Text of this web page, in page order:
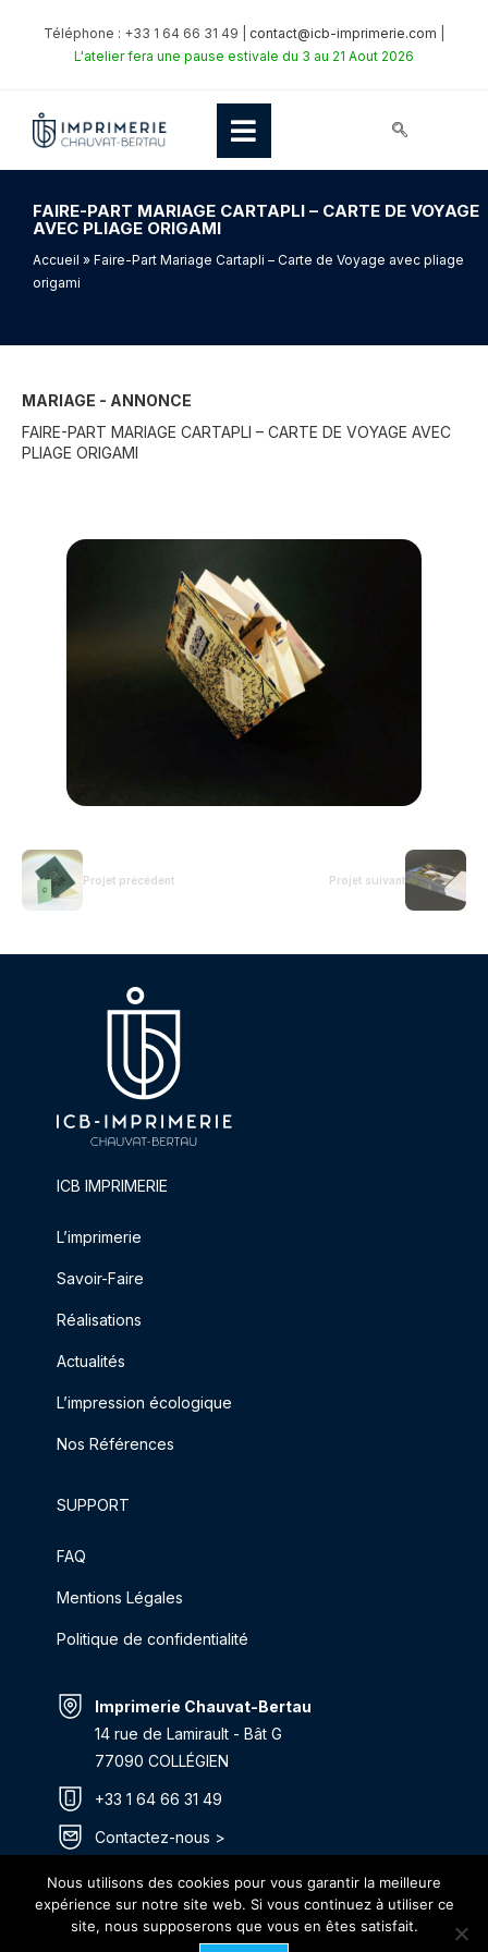
Téléphone : +33 1 64 66 31 49 | contact@icb-imprimerie.com
L'atelier fera une pause estivale du 3 au 21 Aout 2026
FAIRE-PART MARIAGE CARTAPLI – CARTE DE VOYAGE
AVEC PLIAGE ORIGAMI
Accueil » Faire-Part Mariage Cartapli – Carte de Voyage avec pliage
origami
MARIAGE - ANNONCE
FAIRE-PART MARIAGE CARTAPLI – CARTE DE VOYAGE AVEC
PLIAGE ORIGAMI
Projet précédent Projet suivant
ICB IMPRIMERIE
L’imprimerie
Savoir-Faire
Réalisations
Actualités
L’impression écologique
Nos Références
SUPPORT
FAQ
Mentions Légales
Politique de confidentialité
Imprimerie Chauvat-Bertau
14 rue de Lamirault - Bât G
77090 COLLÉGIEN
+33 1 64 66 31 49
Contactez-nous >
Itinéraire >
Nous utilisons des cookies pour vous garantir la meilleure
expérience sur notre site web. Si vous continuez à utiliser ce
site, nous supposerons que vous en êtes satisfait.